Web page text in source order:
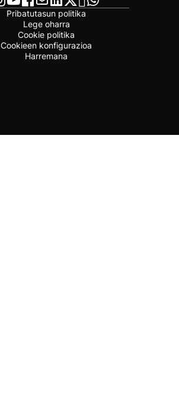
Pribatutasun politika
Lege oharra
Cookie politika
Cookieen konfigurazioa
Harremana